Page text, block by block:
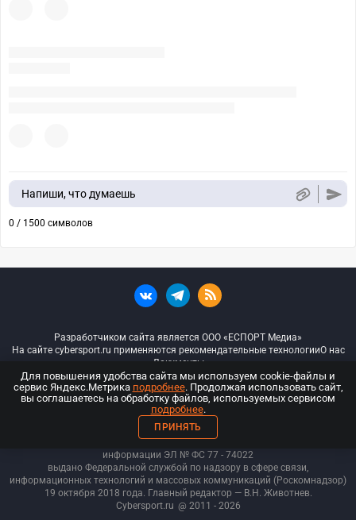
Напиши, что думаешь
0 / 1500 символов
Разработчиком сайта является ООО «ЕСПОРТ Медиа»
На сайте cybersport.ru применяются рекомендательные технологииО нас
Документы
© ООО «Киберспорт.ру» — Все права защищены
18+
ООО «Киберспорт.ру». Свидетельство о регистрации средств массовой
информации ЭЛ № ФС 77 - 74022
выдано Федеральной службой по надзору в сфере связи,
информационных технологий и массовых коммуникаций (Роскомнадзор)
19 октября 2018 года. Главный редактор — В.Н. Животнев.
Cybersport.ru @ 2011 - 2026
Для повышения удобства сайта мы используем cookie-файлы и
сервис Яндекс.Метрика подробнее. Продолжая использовать сайт,
вы соглашаетесь на обработку файлов, используемых сервисом
подробнее.
ПРИНЯТЬ